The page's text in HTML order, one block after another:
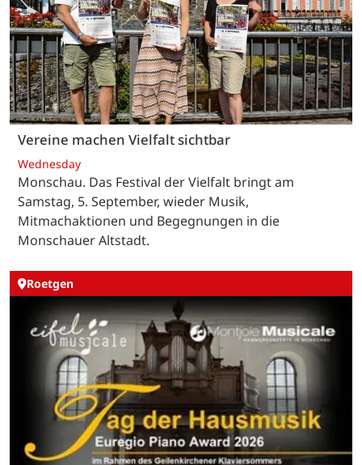
Vereine machen Vielfalt sichtbar
Wednesday
Monschau. Das Festival der Vielfalt bringt am
Samstag, 5. September, wieder Musik,
Mitmachaktionen und Begegnungen in die
Monschauer Altstadt.
Roetgen